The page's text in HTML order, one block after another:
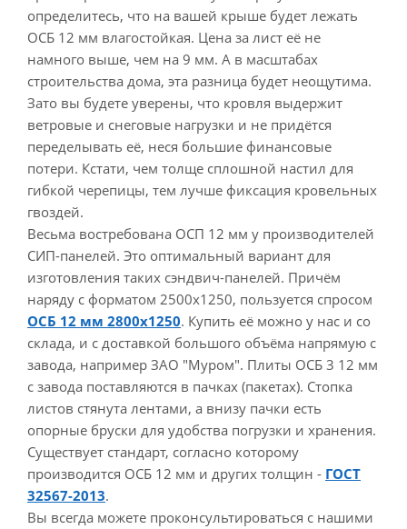
определитесь, что на вашей крыше будет лежать
ОСБ 12 мм влагостойкая. Цена за лист её не
намного выше, чем на 9 мм. А в масштабах
строительства дома, эта разница будет неощутима.
Зато вы будете уверены, что кровля выдержит
ветровые и снеговые нагрузки и не придётся
переделывать её, неся большие финансовые
потери. Кстати, чем толще сплошной настил для
гибкой черепицы, тем лучше фиксация кровельных
гвоздей.
Весьма востребована ОСП 12 мм у производителей
СИП-панелей. Это оптимальный вариант для
изготовления таких сэндвич-панелей. Причём
наряду с форматом 2500х1250, пользуется спросом
ОСБ 12 мм 2800х1250. Купить её можно у нас и со
склада, и с доставкой большого объёма напрямую с
завода, например ЗАО "Муром". Плиты ОСБ 3 12 мм
с завода поставляются в пачках (пакетах). Стопка
листов стянута лентами, а внизу пачки есть
опорные бруски для удобства погрузки и хранения.
Существует стандарт, согласно которому
производится ОСБ 12 мм и других толщин - ГОСТ
32567-2013.
Вы всегда можете проконсультироваться с нашими